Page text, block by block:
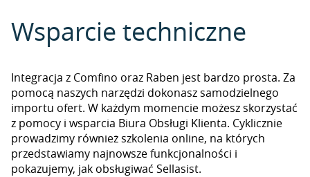
Wsparcie techniczne
Integracja z Comfino oraz Raben jest bardzo prosta. Za
pomocą naszych narzędzi dokonasz samodzielnego
importu ofert. W każdym momencie możesz skorzystać
z pomocy i wsparcia Biura Obsługi Klienta. Cyklicznie
prowadzimy również szkolenia online, na których
przedstawiamy najnowsze funkcjonalności i
pokazujemy, jak obsługiwać Sellasist.